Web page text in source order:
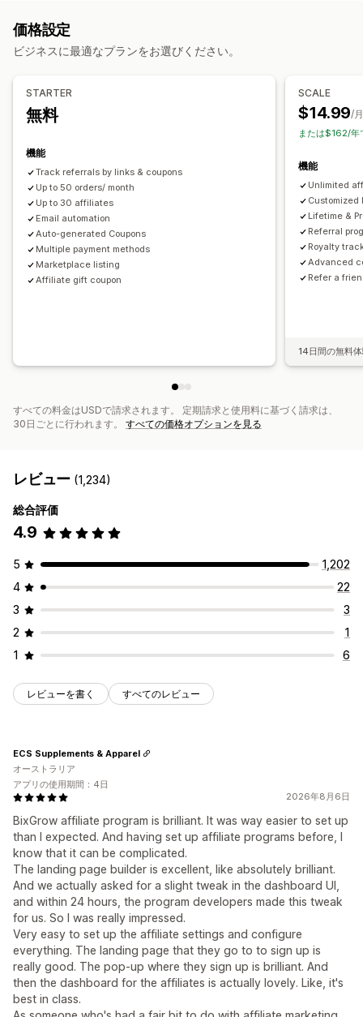
流入管理
一括リンク生成
メール追跡
商品追跡
アフィリエイト機能
カスタムダッシュボード
カスタム登録
ブランド化されたポータル
カスタムリンクとカスタムディスカウント
カスタムドメイン
カスタムフォーム
カスタムブランディング
決済
提供可能なリワード
価格設定
ビジネスに最適なプランをお選びください。
STARTER
無料
機能
Track referrals by links & coupons
Up to 50 orders/ month
Up to 30 affiliates
Email automation
Auto-generated Coupons
Multiple payment methods
Marketplace listing
Affiliate gift coupon
SCALE
$14.99/
または$162/年
機能
Unlimited
Customized
Lifetime &
Referral
Royalty
Advanced
Refer a
14日間の無料
すべての料金はUSDで請求されます。 定期請求と使用料に基づく請求は、
30日ごとに行われます。 すべての価格オプションを見る
レビュー (1,234)
総合評価
4.9
5
1,202
4
22
3
3
2
1
1
6
レビューを書く すべてのレビュー
2026年8月6日
BixGrow affiliate program is brilliant. It was way easier to set up
than I expected. And having set up affiliate programs before, I
know that it can be complicated.
The landing page builder is excellent, like absolutely brilliant.
And we actually asked for a slight tweak in the dashboard UI,
and within 24 hours, the program developers made this tweak
for us. So I was really impressed.
Very easy to set up the affiliate settings and configure
everything. The landing page that they go to to sign up is
really good. The pop-up where they sign up is brilliant. And
then the dashboard for the affiliates is actually lovely. Like, it's
best in class.
ECS Supplements & Apparel
オーストラリア
アプリの使用期間：4日